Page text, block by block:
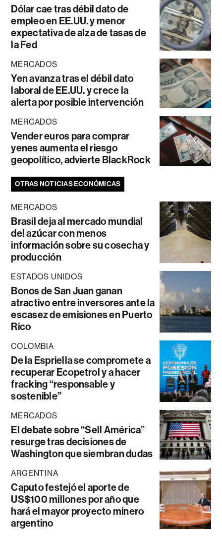
Dólar cae tras débil dato de
empleo en EE.UU. y menor
expectativa de alza de tasas de
la Fed
MERCADOS
Yen avanza tras el débil dato
laboral de EE.UU. y crece la
alerta por posible intervención
MERCADOS
Vender euros para comprar
yenes aumenta el riesgo
geopolítico, advierte BlackRock
OTRAS NOTICIAS ECONÓMICAS
MERCADOS
Brasil deja al mercado mundial
del azúcar con menos
información sobre su cosecha y
producción
ESTADOS UNIDOS
Bonos de San Juan ganan
atractivo entre inversores ante la
escasez de emisiones en Puerto
Rico
COLOMBIA
De la Espriella se compromete a
recuperar Ecopetrol y a hacer
fracking “responsable y
sostenible”
MERCADOS
El debate sobre “Sell América”
resurge tras decisiones de
Washington que siembran dudas
ARGENTINA
Caputo festejó el aporte de
US$100 millones por año que
hará el mayor proyecto minero
argentino